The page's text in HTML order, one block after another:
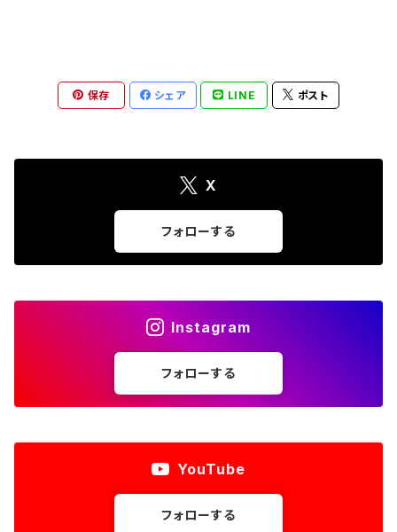
保存 シェア LINE ポスト
X
フォローする
Instagram
フォローする
YouTube
フォローする